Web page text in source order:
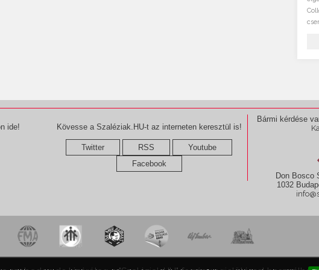
ide! Kövesse a Szaléziak.HU-t az interneten keresztül is!
Twitter RSS
Youtube
Facebook
Bármi kérdése
Don Bosco
1032